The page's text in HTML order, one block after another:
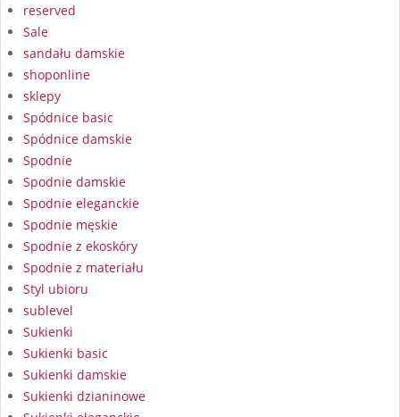
reserved
Sale
sandału damskie
shoponline
sklepy
Spódnice basic
Spódnice damskie
Spodnie
Spodnie damskie
Spodnie eleganckie
Spodnie męskie
Spodnie z ekoskóry
Spodnie z materiału
Styl ubioru
sublevel
Sukienki
Sukienki basic
Sukienki damskie
Sukienki dzianinowe